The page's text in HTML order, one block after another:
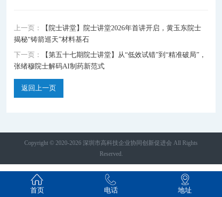
上一页：
【院士讲堂】院士讲堂2026年首讲开启，黄玉东院士
揭秘“铸箭巡天”材料基石
下一页：
【第五十七期院士讲堂】从“低效试错”到“精准破局”，
张绪穆院士解码AI制药新范式
返回上一页
Copyright © 2020-2026 深圳市高科技企业协同创新促进会 All Rights
Reserved.
首页 电话 地址